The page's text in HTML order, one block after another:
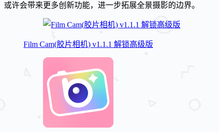
或许会带来更多创新功能，进一步拓展全景摄影的边界。
Film Cam(胶片相机) v1.1.1 解锁高级版